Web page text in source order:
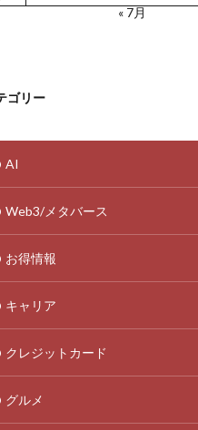
« 7月
ゴリー
AI
Web3/メタバース
お得情報
キャリア
クレジットカード
グルメ